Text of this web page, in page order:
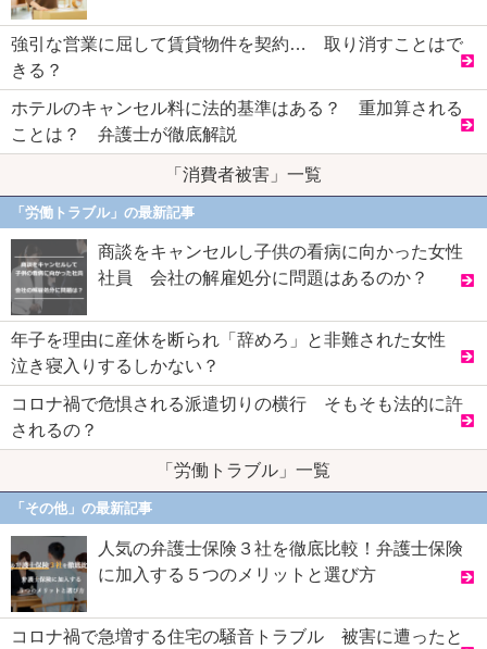
強引な営業に屈して賃貸物件を契約… 取り消すことはで
きる？
ホテルのキャンセル料に法的基準はある？ 重加算される
ことは？ 弁護士が徹底解説
「消費者被害」一覧
「労働トラブル」の最新記事
商談をキャンセルし子供の看病に向かった女性
社員 会社の解雇処分に問題はあるのか？
年子を理由に産休を断られ「辞めろ」と非難された女性
泣き寝入りするしかない？
コロナ禍で危惧される派遣切りの横行 そもそも法的に許
されるの？
「労働トラブル」一覧
「その他」の最新記事
人気の弁護士保険３社を徹底比較！弁護士保険
に加入する５つのメリットと選び方
コロナ禍で急増する住宅の騒音トラブル 被害に遭ったと